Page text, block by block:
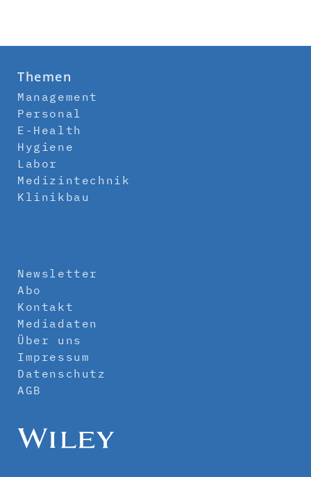
Themen
Management
Personal
E-Health
Hygiene
Labor
Medizintechnik
Klinikbau
Newsletter
Abo
Kontakt
Mediadaten
Über uns
Impressum
Datenschutz
AGB